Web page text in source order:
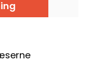
og